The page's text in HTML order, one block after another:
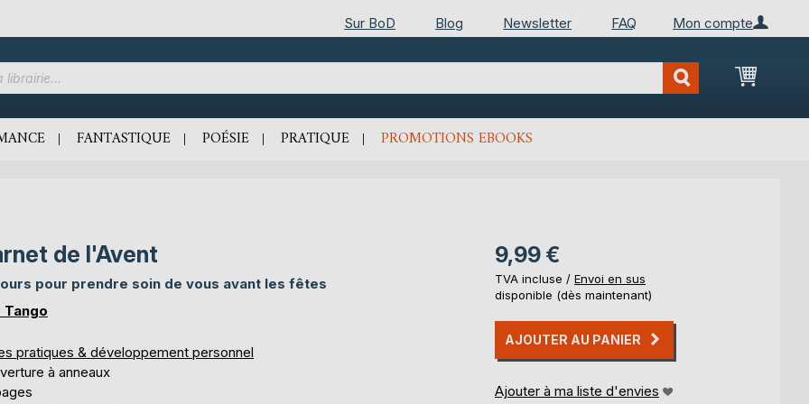
Mon compte
Sur BoD Blog Newsletter FAQ
Mon
FANTASTIQUE POÉSIE PRATIQUE PROMOTIONS EBOOKS
de l'Avent
pour prendre soin de vous avant les fêtes
Tango
pratiques & développement personnel
à anneaux
9,99 €
TVA incluse / Envoi en sus
disponible (dès maintenant)
AJOUTER AU PANIER
Ajouter à ma liste d'envies